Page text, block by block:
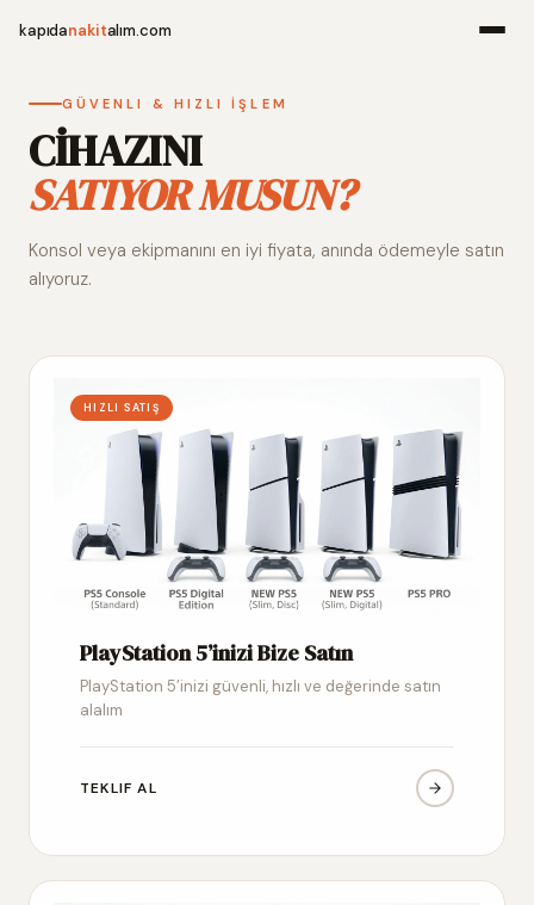
kapıdanakitalım.com
Alım
GÜVENLI & HIZLI İŞLEM
CİHAZINI
SATIYOR MUSUN?
Konsol veya ekipmanını en iyi fiyata, anında ödemeyle satın
alıyoruz.
HIZLI SATIŞ
PlayStation 5’inizi Bize Satın
PlayStation 5’inizi güvenli, hızlı ve değerinde satın
alalım
TEKLIF AL